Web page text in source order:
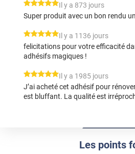
Les points
*****
Il y a 873 jours
Super produit avec un bon rendu
*****
Il y a 1136 jours
felicitations pour votre efficacité
adhésifs magiques !
*****
Il y a 1985 jours
J’ai acheté cet adhésif pour
est bluffant. La qualité est